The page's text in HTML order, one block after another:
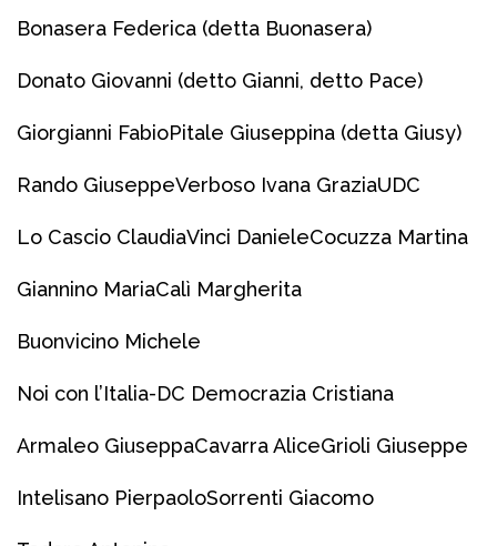
Bonasera Federica (detta Buonasera)
Donato Giovanni (detto Gianni, detto Pace)
Giorgianni FabioPitale Giuseppina (detta Giusy)
Rando GiuseppeVerboso Ivana GraziaUDC
Lo Cascio ClaudiaVinci DanieleCocuzza Martina
Giannino MariaCalì Margherita
Buonvicino Michele
Noi con l’Italia-DC Democrazia Cristiana
Armaleo GiuseppaCavarra AliceGrioli Giuseppe
Intelisano PierpaoloSorrenti Giacomo